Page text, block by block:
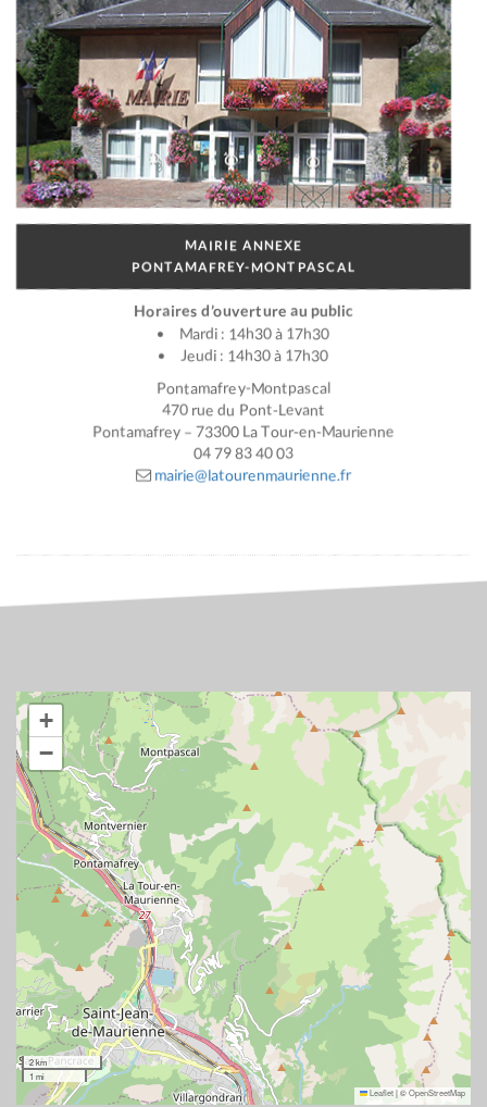
MAIRIE ANNEXE
PONTAMAFREY-MONTPASCAL
Horaires d’ouverture au public
Mardi : 14h30 à 17h30
Jeudi : 14h30 à 17h30
Pontamafrey-Montpascal
470 rue du Pont-Levant
Pontamafrey – 73300 La Tour-en-Maurienne
04 79 83 40 03
mairie@latourenmaurienne.fr
+
−
2 km
1 mi
Leaflet|©OpenStreetMap